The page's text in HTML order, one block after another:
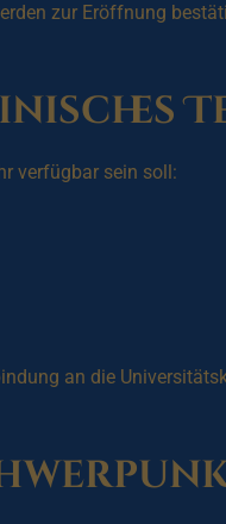
zur Eröffnung
verfügbar sein soll:
an die